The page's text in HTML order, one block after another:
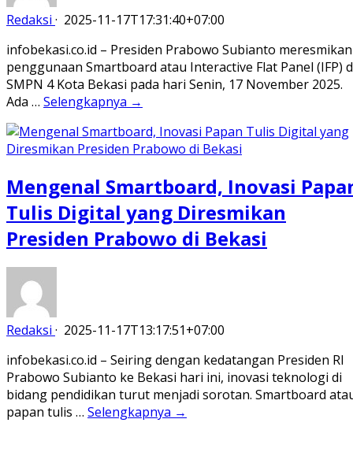
Redaksi · 2025-11-17T17:31:40+07:00
infobekasi.co.id – Presiden Prabowo Subianto meresmikan
penggunaan Smartboard atau Interactive Flat Panel (IFP)
SMPN 4 Kota Bekasi pada hari Senin, 17 November 2025.
Ada … Selengkapnya →
Mengenal Smartboard, Inovasi
Tulis Digital yang Diresmikan
Presiden Prabowo di Bekasi
Redaksi · 2025-11-17T13:17:51+07:00
infobekasi.co.id – Seiring dengan kedatangan Presiden RI
Prabowo Subianto ke Bekasi hari ini, inovasi teknologi di
bidang pendidikan turut menjadi sorotan. Smartboard
papan tulis … Selengkapnya →